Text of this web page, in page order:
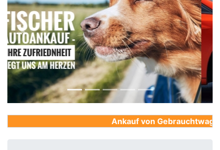
Previous Next
Ankauf von